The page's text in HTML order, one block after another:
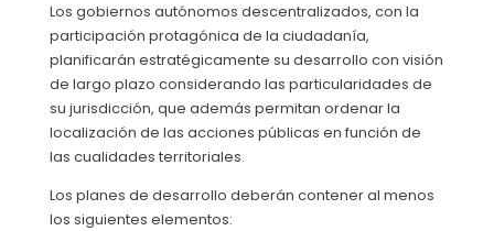
Convocatorias
GESTIÓN ADMINISTRATIVA
Plan de desarrollo y Ordenamiento Territorial -
Plan Anual Contratación - PAC
Convenios Institucionales
Los gobiernos autónomos descentralizados, con la
participación protagónica de la ciudadanía,
planificarán estratégicamente su desarrollo con visión
de largo plazo considerando las particularidades de
su jurisdicción, que además permitan ordenar la
localización de las acciones públicas en función de
las cualidades territoriales.
Los planes de desarrollo deberán contener al menos
los siguientes elementos: